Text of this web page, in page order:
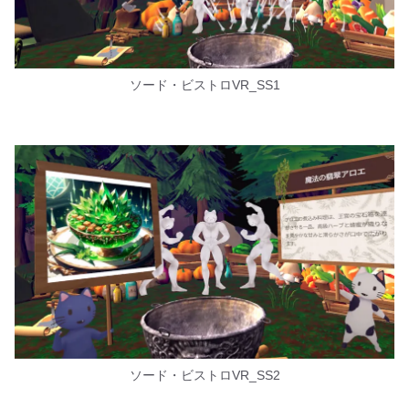
ソード・ビストロVR_SS1
ソード・ビストロVR_SS2